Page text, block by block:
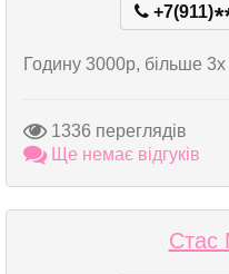
+7(911)*
Годину 3000р, більше
1336 переглядів
Ще немає відгуків
Стас